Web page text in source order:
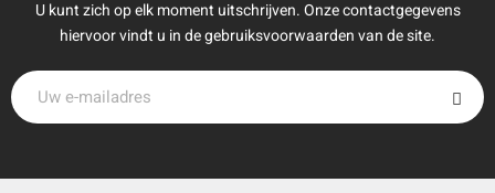
U kunt zich op elk moment uitschrijven. Onze contactgegevens
hiervoor vindt u in de gebruiksvoorwaarden van de site.